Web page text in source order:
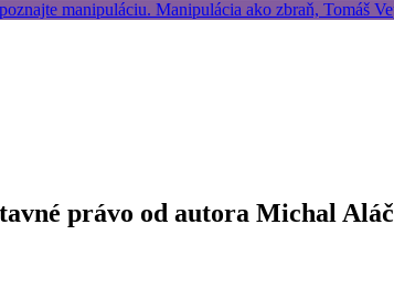
právo od autora Michal Aláč